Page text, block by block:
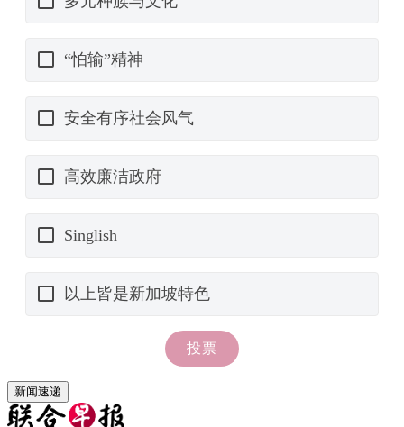
新闻速递